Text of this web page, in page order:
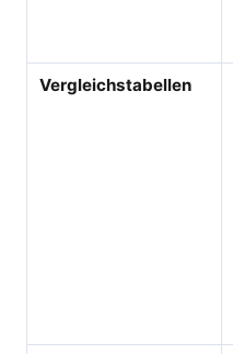
Vergleichstabellen